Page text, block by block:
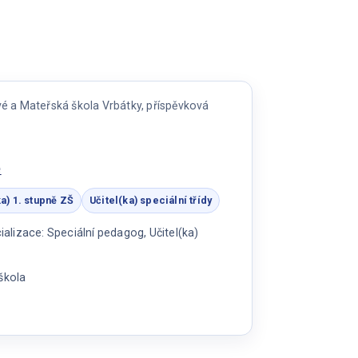
a Mateřská škola Vrbátky, příspěvková
1. stupně ZŠ Učitel(ka) speciální třídy
Speciální pedagog, Učitel(ka)